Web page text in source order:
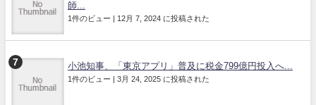
師...
1件のビュー 12月 7, 2024 に投稿された
小池知事、「東京アプリ」普及に税金799億円投入へ...
1件のビュー 3月 24, 2025 に投稿された